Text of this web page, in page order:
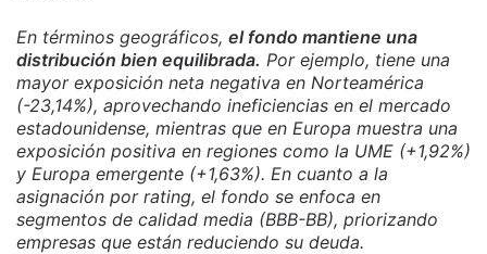
En términos geográficos, el fondo mantiene una
distribución bien equilibrada. Por ejemplo, tiene una
mayor exposición neta negativa en Norteamérica
(-23,14%), aprovechando ineficiencias en el mercado
estadounidense, mientras que en Europa muestra una
exposición positiva en regiones como la UME (+1,92%)
y Europa emergente (+1,63%). En cuanto a la
asignación por rating, el fondo se enfoca en
segmentos de calidad media (BBB-BB), priorizando
empresas que están reduciendo su deuda.